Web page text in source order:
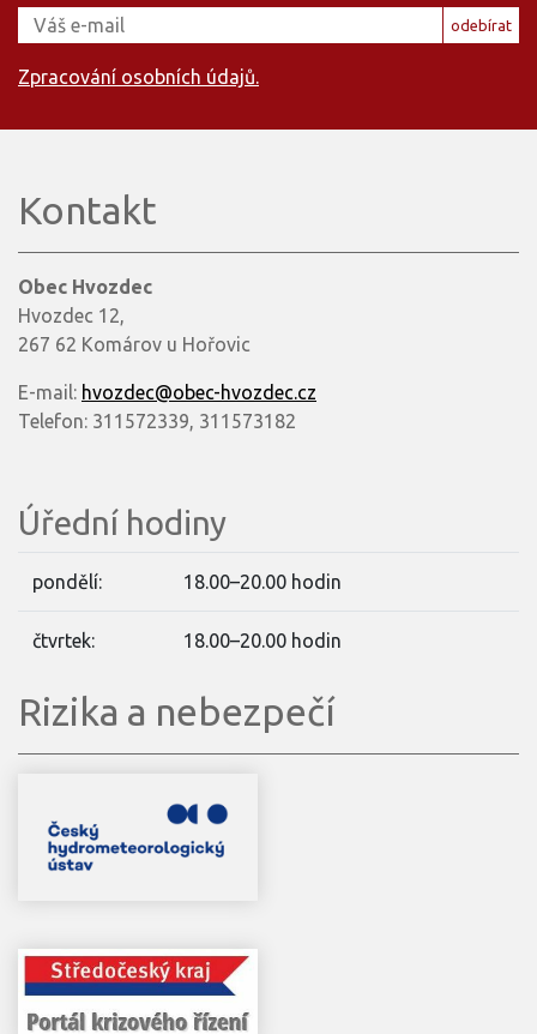
odebírat
Zpracování osobních údajů.
Kontakt
Obec Hvozdec
Hvozdec 12,
267 62 Komárov u Hořovic
E-mail: hvozdec@obec-hvozdec.cz
Telefon: 311572339, 311573182
Úřední hodiny
pondělí: 18.00–20.00 hodin
čtvrtek: 18.00–20.00 hodin
Rizika a nebezpečí